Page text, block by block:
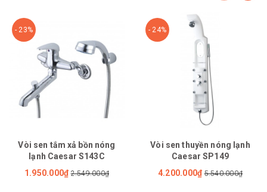
- 23%
Vòi sen tắm xả bồn nóng
lạnh Caesar S143C
1.950.000₫ 2.549.000₫
- 24%
Vòi sen thuyền nóng lạnh
Caesar SP149
4.200.000₫ 5.540.000₫